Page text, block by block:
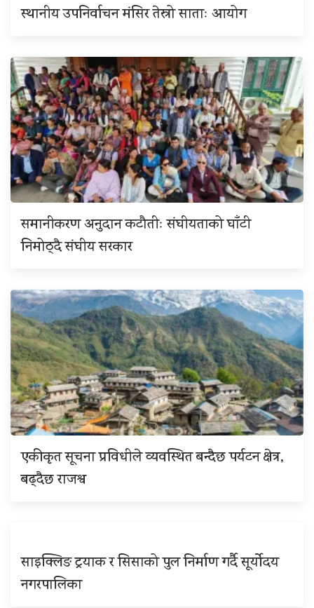
स्थानीय उपनिर्वाचन मंसिर तेस्रो साताः आयोग
समानीकरण अनुदान कटौतीः संघीयताको घाँटी
निमोठ्दै संघीय सरकार
एकीकृत सूचना प्रविधीले व्यवस्थित बन्दैछ पर्यटन क्षेत्र,
बढ्दैछ राजश्व
साइक्लिङ ट्रयाक र सिसाको पुल निर्माण गर्दै सूर्योदय
नगरपालिका